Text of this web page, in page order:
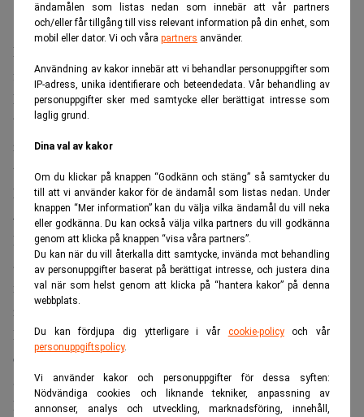
ändamålen som listas nedan som innebär att vår partners
och/eller får tillgång till viss relevant information på din enhet, som
mobil eller dator. Vi och våra partners använder.
Användning av kakor innebär att vi behandlar personuppgifter som
IP-adress, unika identifierare och beteendedata. Vår behandling av
personuppgifter sker med samtycke eller berättigat intresse som
laglig grund.
Dina val av kakor
Om du klickar på knappen “Godkänn och stäng” så samtycker du
till att vi använder kakor för de ändamål som listas nedan. Under
knappen “Mer information” kan du välja vilka ändamål du vill neka
eller godkänna. Du kan också välja vilka partners du vill godkänna
genom att klicka på knappen “visa våra partners”.
Du kan när du vill återkalla ditt samtycke, invända mot behandling
av personuppgifter baserat på berättigat intresse, och justera dina
val när som helst genom att klicka på “hantera kakor” på denna
webbplats.
Du kan fördjupa dig ytterligare i vår cookie-policyoch vår
personuppgiftspolicy.
Vi använder kakor och personuppgifter för dessa syften:
Nödvändiga cookies och liknande tekniker, anpassning av
annonser, analys och utveckling, marknadsföring, innehåll,
Enligt handelskällor som
flera septemberlaster redan bytt ägare.
Den höga köptakten har pressat ihop rabatten på den ryska
blandningen ESPO till omkring en dollar per fat mot
referensoljan ICE Brent – från tre till fyra dollar för bara
två veckor sedan, skriverOilprice.com.
Missa inte:Raset i Sverige: Förtroendet för USA kollapsar
– Kina drar nytta. Realtid
Reuters, som gjort en egen kartläggning, anger något
andra nivåer: två stora kinesiska raffinaderier ska ha köpt
merparten av den ESPO som lastas i september, till en
rabatt på mellan en och tre dollar per fat mot ICE Brent.
Det kan jämföras med runt fyra dollar för augustilastad
olja.
Stark efterfrågan även från indiska köpare har enligt
Reuters bidragit till att hålla priserna uppe.